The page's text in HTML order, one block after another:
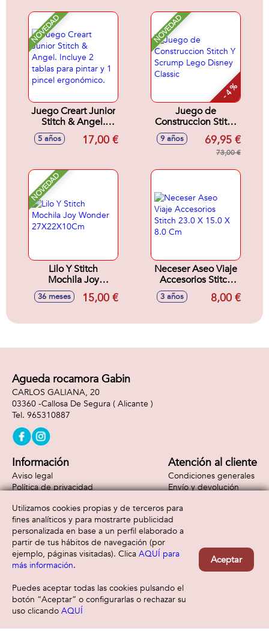
NOVEDAD
Juego Creart Junior
Stitch & Angel.
Incluye 2 tablas
para pintar y 1
5 años 17,00 €
NOVEDAD
- 4 %
Juego de
Construccion Stitch
Y Scrump Lego
Disney Classic
9 años 69,95 €
73,00 €
NOVEDAD
Lilo Y Stitch
Mochila Joy
Wonder
27X22X10Cm
36 meses 15,00 €
Neceser Aseo Viaje
Accesorios Stitch
23.0 X 15.0 X 8.0
3 años 8,00 €
Agueda rocamora Gabin
CARLOS GALIANA, 20
03360 -Callosa De Segura ( Alicante )
965310887
Información
Aviso legal
Política de privacidad
Atención al cliente
Condiciones generales
Envío y devolución
Formas de pago
Utilizamos cookies propias y de terceros para
fines analíticos y para mostrarte publicidad
personalizada en base a un perfil elaborado a
partir de tus hábitos de navegación (por
ejemplo, páginas visitadas). Clica AQUÍ para
más información.
Puedes aceptar todas las cookies pulsando el
botón “Aceptar” o configurarlas o rechazar su
uso clicando AQUÍ
Aceptar